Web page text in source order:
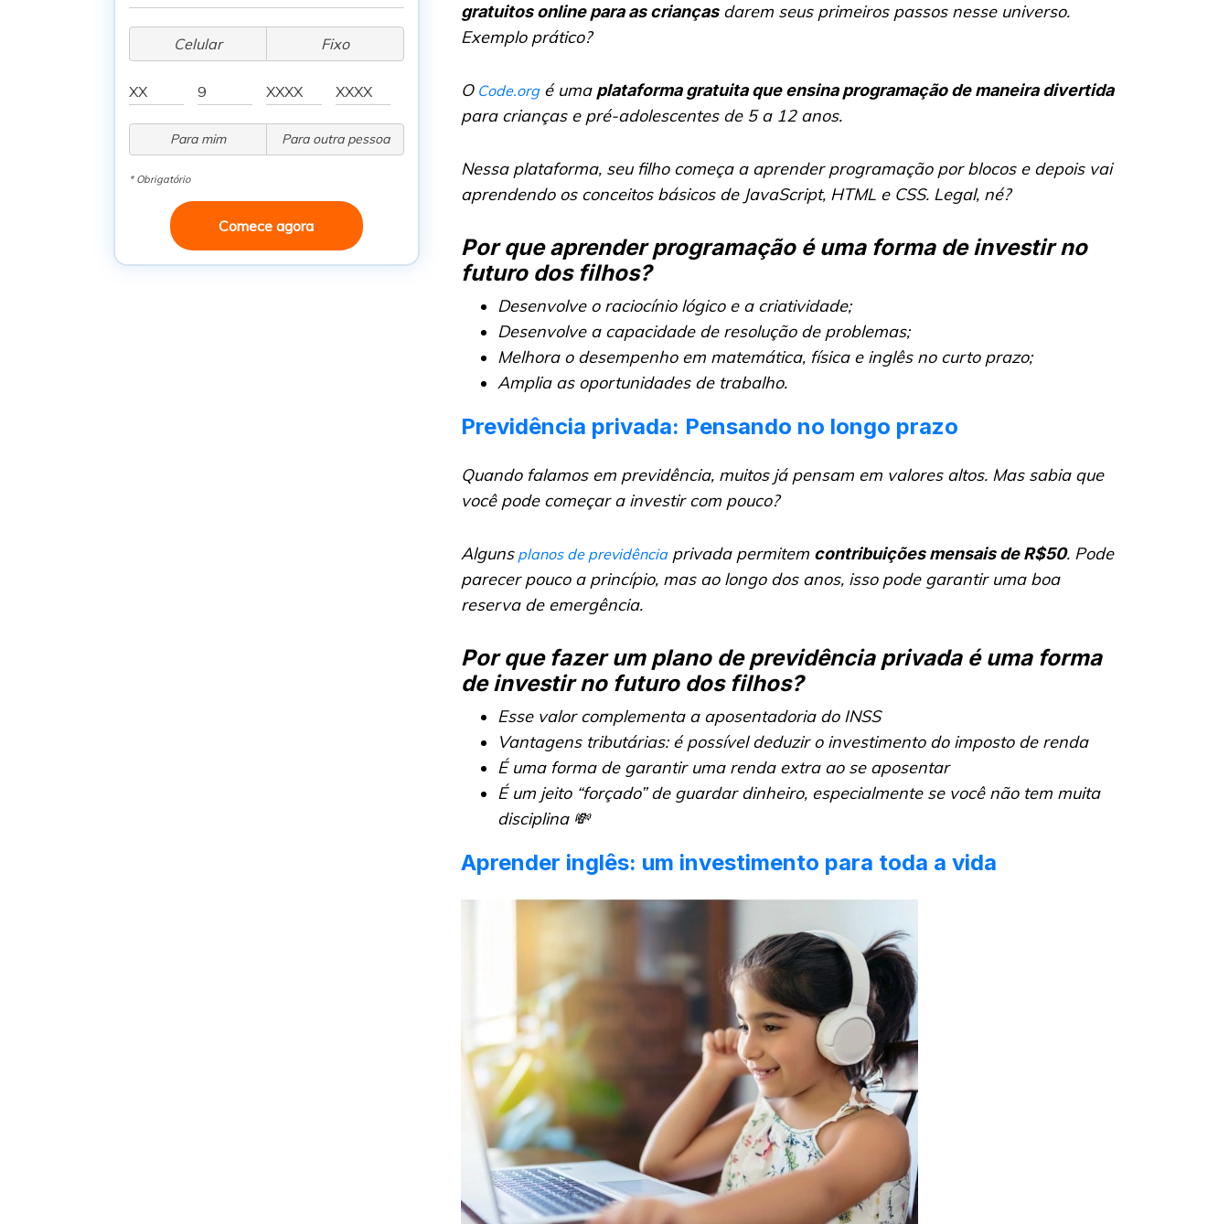
Celular Fixo
Para mim Para outra pessoa
* Obrigatório
Comece agora
gratuitos online para as criançasdarem seus primeiros passos nesse universo.
Exemplo prático?
O Code.orgé uma plataforma gratuita que ensina programação de maneira divertida
para crianças e pré-adolescentes de 5 a 12 anos.
Nessa plataforma, seu filho começa a aprender programação por blocos e depois vai
aprendendo os conceitos básicos de JavaScript, HTML e CSS. Legal, né?
Por que aprender programação é uma forma de investir no
futuro dos filhos?
Desenvolve o raciocínio lógico e a criatividade;
Desenvolve a capacidade de resolução de problemas;
Melhora o desempenho em matemática, física e inglês no curto prazo;
Amplia as oportunidades de trabalho.
Previdência privada: Pensando no longo prazo
Quando falamos em previdência, muitos já pensam em valores altos. Mas sabia que
você pode começar a investir com pouco?
Alguns planos de previdênciaprivada permitem contribuições mensais de R$50. Pode
parecer pouco a princípio, mas ao longo dos anos, isso pode garantir uma boa
reserva de emergência.
Por que fazer um plano de previdência privada é uma forma
de investir no futuro dos filhos?
Esse valor complementa a aposentadoria do INSS
Vantagens tributárias: é possível deduzir o investimento do imposto de renda
É uma forma de garantir uma renda extra ao se aposentar
É um jeito “forçado” de guardar dinheiro, especialmente se você não tem muita
disciplina 💸
Aprender inglês: um investimento para toda a vida